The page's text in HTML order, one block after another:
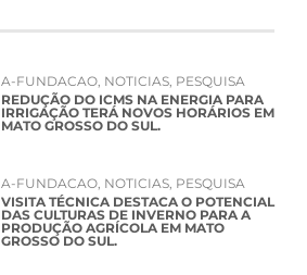
A-FUNDACAO, NOTICIAS, PESQUISA
REDUÇÃO DO ICMS NA ENERGIA PARA
IRRIGAÇÃO TERÁ NOVOS HORÁRIOS EM
MATO GROSSO DO SUL.
A-FUNDACAO, NOTICIAS, PESQUISA
VISITA TÉCNICA DESTACA O POTENCIAL
DAS CULTURAS DE INVERNO PARA A
PRODUÇÃO AGRÍCOLA EM MATO
GROSSO DO SUL.